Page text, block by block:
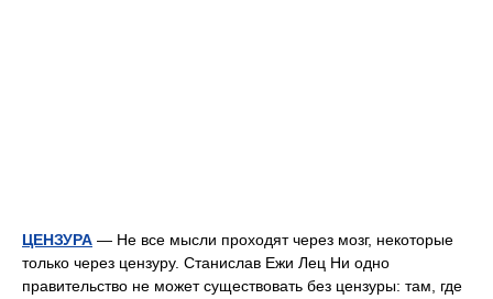
ЦЕНЗУРА — Не все мысли проходят через мозг, некоторые
только через цензуру. Станислав Ежи Лец Ни одно
правительство не может существовать без цензуры: там, где